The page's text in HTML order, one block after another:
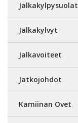
Jalkakylpysuolat
Jalkakylvyt
Jalkavoiteet
Jatkojohdot
Kamiinan Ovet